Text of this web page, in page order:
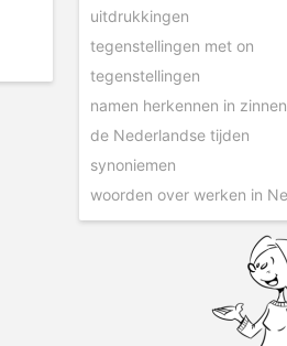
uitdrukkingen
tegenstellingen met on
tegenstellingen
namen herkennen in zinnen
de Nederlandse tijden
synoniemen